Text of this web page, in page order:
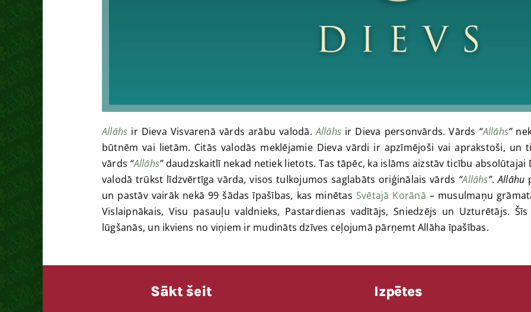
Allāhs ir Dieva Visvarenā vārds arābu valodā.Allāhs ir Dieva personvārds. Vārds “Allāhs”
būtnēm vai lietām. Citās valodās meklējamie Dieva vārdi ir apzīmējoši vai aprakstoši,
vārds “Allāhs”daudzskaitlī nekad netiek lietots. Tas tāpēc, ka islāms aizstāv ticību absolūtajai
valodā trūkst līdzvērtīga vārda, visos tulkojumos saglabāts oriģinālais vārds “Allāhs”.Allāhu
un pastāv vairāk nekā 99 šādas īpašības, kas minētas Svētajā Korānā – musulmaņu
Vislaipnākais, Visu pasauļu valdnieks, Pastardienas vadītājs, Sniedzējs un Uzturētājs.
lūgšanās, un ikviens no viņiem ir mudināts dzīves ceļojumā pārņemt Allāha īpašības.
Sākt šeit Izpētes